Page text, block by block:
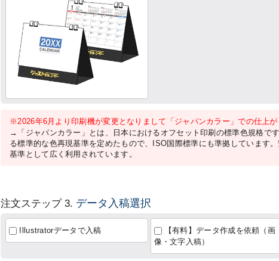
※2026年6月より印刷機が変更となりまして「ジャパンカラー」での仕上
→「ジャパンカラー」とは、日本におけるオフセット印刷の標準色規格で
る標準的な色再現基準を定めたもので、ISO国際標準にも準拠しています
基準として広く利用されています。
注文ステップ 3. データ入稿選択
Illustratorデータで入稿
【有料】データ作成を依頼（画
像・文字入稿）